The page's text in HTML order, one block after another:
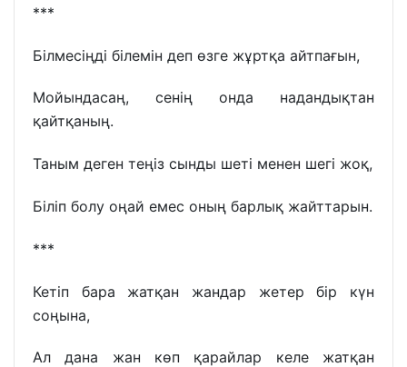
***
Білмесіңді білемін деп өзге жұртқа айтпағын,
Мойындасаң, сенің онда надандықтан
қайтқаның.
Таным деген теңіз сынды шеті менен шегі жоқ,
Біліп болу оңай емес оның барлық жайттарын.
***
Кетіп бара жатқан жандар жетер бір күн
соңына,
Ал дана жан көп қарайлар келе жатқан